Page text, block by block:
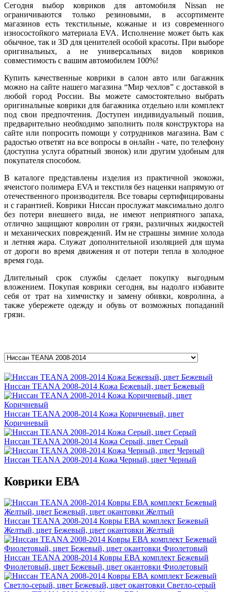
Сегодня выбор ковриков для автомобиля Nissan не
ограничиваются только резиновыми, в ассортименте
магазинов есть текстильные, кожаные и из современного
износостойкого материала EVA. Исполнение может быть как
обычное, так и 3D для ценителей особой красоты. При выборе
оригинальных, а не универсальных видов ковриков
совместимость с вашим автомобилем 100%!
Купить качественные коврики в салон авто или багажник
можно на сайте нашего магазина “Мир чехлов” с доставкой в
любой город России. Вы можете самостоятельно выбрать
оригинальные коврики для багажника отдельно или комплект
под свои предпочтения. Доступен индивидуальный пошив,
предварительно необходимо заполнить поля конструктора на
сайте или попросить помощи у сотрудников магазина. Вам с
радостью ответят на все вопросы в онлайн - чате, по телефону
(доступна услуга обратный звонок) или другим удобным для
покупателя способом.
В каталоге представлены изделия из практичной экокожи,
ячеистого полимера EVA и текстиля без наценки напрямую от
отечественного производителя. Все товары сертифицированы
и с гарантией. Коврики Ниссан прослужат максимально долго
без потери внешнего вида, не имеют неприятного запаха,
отлично защищают ковролин от грязи, различных жидкостей
и механических повреждений. Им не страшны зимние холода
и летняя жара. Служат дополнительной изоляцией для шума
от дороги во время движения и от потери тепла в холодное
время года.
Длительный срок службы сделает покупку выгодным
вложением. Покупая коврики сегодня, вы надолго избавите
себя от трат на химчистку и замену обивки, ковролина, а
также убережете одежду и обувь от возможных попаданий
грязи.
Ниссан TEANA 2008-2014 Кожа Бежевый, цвет Бежевый
Ниссан TEANA 2008-2014 Кожа Коричневый, цвет
Коричневый
Ниссан TEANA 2008-2014 Кожа Серый, цвет Серый
Ниссан TEANA 2008-2014 Кожа Черный, цвет Черный
Коврики ЕВА
Ниссан TEANA 2008-2014 Ковры ЕВА комплект Бежевый
Желтый, цвет Бежевый, цвет окантовки Желтый
Ниссан TEANA 2008-2014 Ковры ЕВА комплект Бежевый
Фиолетовый, цвет Бежевый, цвет окантовки Фиолетовый